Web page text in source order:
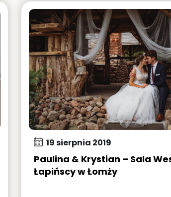
19 sierpnia 2019
Paulina & Krystian – Sala
Łapińscy w Łomży